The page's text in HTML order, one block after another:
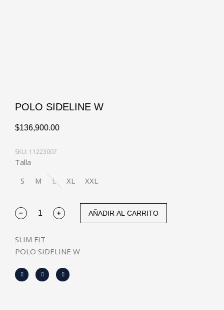
POLO SIDELINE W
$136,900.00
SKU: 11223007
Talla
S
M L XL XXL
AÑADIR AL CARRITO
SLIM FIT
POLO SIDELINE W